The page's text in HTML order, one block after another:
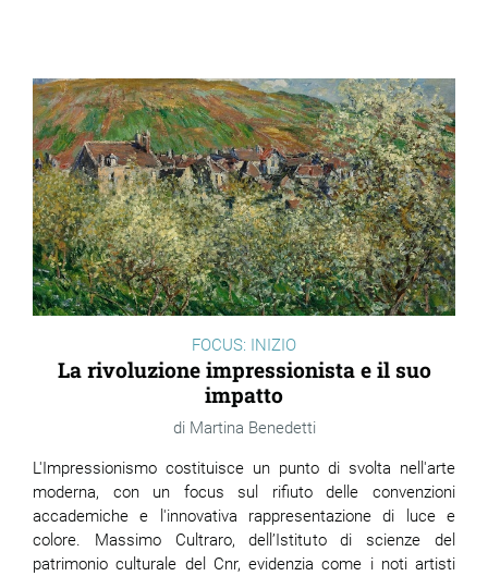
FOCUS: INIZIO
La rivoluzione impressionista e il suo
impatto
Martina Benedetti
L'Impressionismo costituisce un punto di svolta nell'arte
moderna, con un focus sul rifiuto delle convenzioni
accademiche e l'innovativa rappresentazione di luce e
colore. Massimo Cultraro, dell’Istituto di scienze del
patrimonio culturale del Cnr, evidenzia come i noti artisti